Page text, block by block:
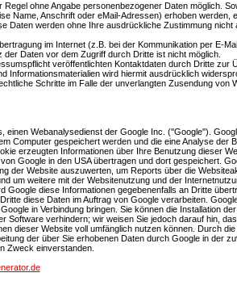
ohne Angabe personenbezogener Daten möglich.
Name, Anschrift oder eMail-Adressen) erhoben werden,
Daten werden ohne Ihre ausdrückliche Zustimmung nicht
im Internet (z.B. bei der Kommunikation per E-
Daten vor dem Zugriff durch Dritte ist nicht möglich.
veröffentlichten Kontaktdaten durch Dritte zur
Informationsmaterialien wird hiermit ausdrücklich
Schritte im Falle der unverlangten Zusendung von
einen Webanalysedienst der Google Inc. (''Google'').
Computer gespeichert werden und die eine Analyse der
erzeugten Informationen über Ihre Benutzung dieser
Google in den USA übertragen und dort gespeichert.
der Website auszuwerten, um Reports über die
um weitere mit der Websitenutzung und der
Google diese Informationen gegebenenfalls an Dritte
diese Daten im Auftrag von Google verarbeiten.
in Verbindung bringen. Sie können die Installation
Software verhindern; wir weisen Sie jedoch darauf hin,
dieser Website voll umfänglich nutzen können. Durch
der über Sie erhobenen Daten durch Google in der
Zweck einverstanden.